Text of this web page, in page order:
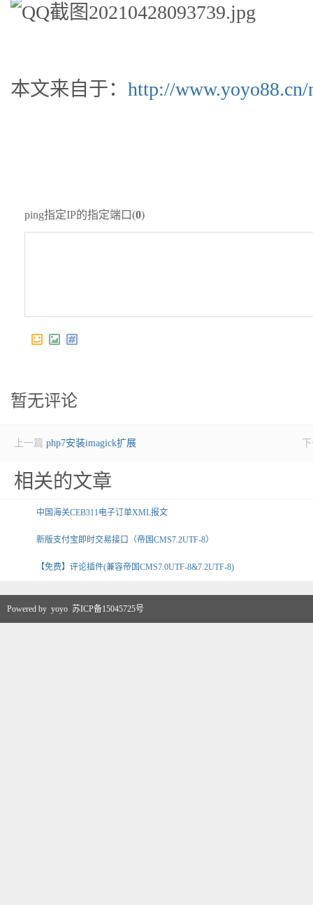
本文来自于： http://www.yoyo88.cn/
ping指定IP的指定端口(0)
暂无评论
上一篇 php7安装imagick扩展
相关的文章
中国海关CEB311电子订单XML报文
新版支付宝即时交易接口（帝国CMS7.2UTF-8）
【免费】评论插件(兼容帝国CMS7.0UTF-8&7.2UTF-8)
Powered by yoyo 苏ICP备15045725号